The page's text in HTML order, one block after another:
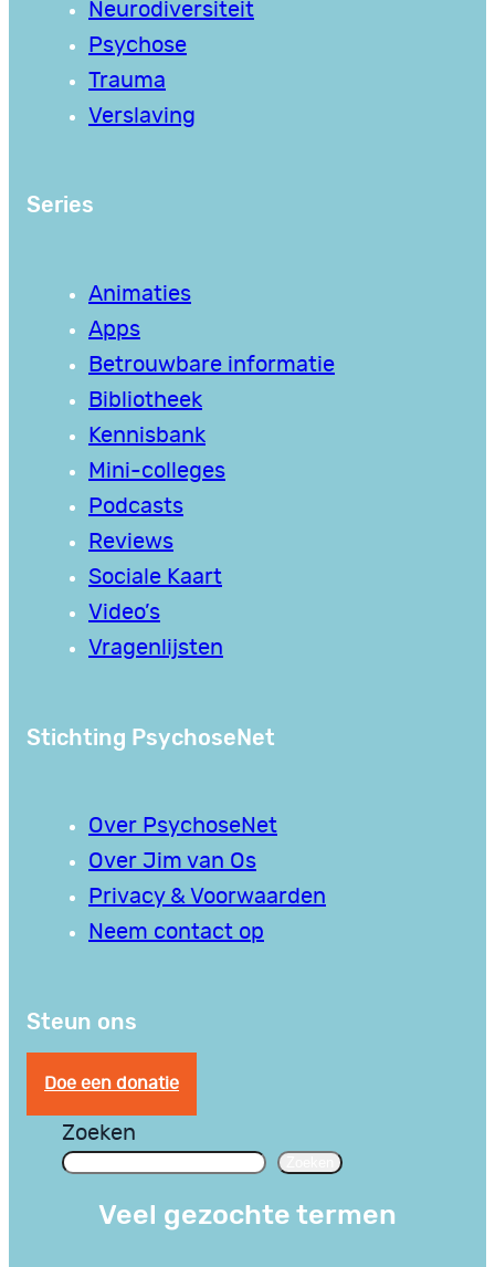
Neurodiversiteit
Psychose
Trauma
Verslaving
Series
Animaties
Apps
Betrouwbare informatie
Bibliotheek
Kennisbank
Mini-colleges
Podcasts
Reviews
Sociale Kaart
Video’s
Vragenlijsten
Stichting PsychoseNet
Over PsychoseNet
Over Jim van Os
Privacy & Voorwaarden
Neem contact op
Steun ons
Doe een donatie
Zoeken
Veel gezochte termen